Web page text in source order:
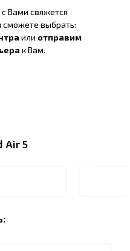
с Вами свяжется
сможете выбрать:
или отправим
к Вам.
Air 5